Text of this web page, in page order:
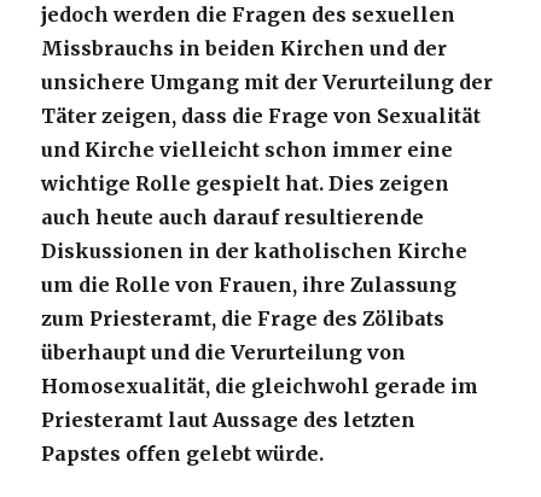
jedoch werden die Fragen des sexuellen
Missbrauchs in beiden Kirchen und der
unsichere Umgang mit der Verurteilung der
Täter zeigen, dass die Frage von Sexualität
und Kirche vielleicht schon immer eine
wichtige Rolle gespielt hat. Dies zeigen
auch heute auch darauf resultierende
Diskussionen in der katholischen Kirche
um die Rolle von Frauen, ihre Zulassung
zum Priesteramt, die Frage des Zölibats
überhaupt und die Verurteilung von
Homosexualität, die gleichwohl gerade im
Priesteramt laut Aussage des letzten
Papstes offen gelebt würde.